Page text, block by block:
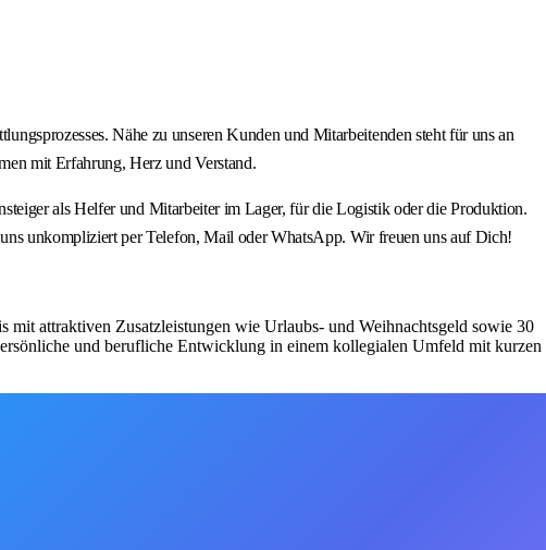
Nähe zu unseren Kunden und Mitarbeitenden steht für uns an
mit Erfahrung, Herz und Verstand.
als Helfer und Mitarbeiter im Lager, für die Logistik oder die Produktion.
unkompliziert per Telefon, Mail oder WhatsApp. Wir freuen uns auf Dich!
attraktiven Zusatzleistungen wie Urlaubs- und Weihnachtsgeld sowie 30
und berufliche Entwicklung in einem kollegialen Umfeld mit kurzen